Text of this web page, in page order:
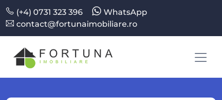
(+4) 0731 323 396
WhatsApp
contact@fortunaimobiliare.ro